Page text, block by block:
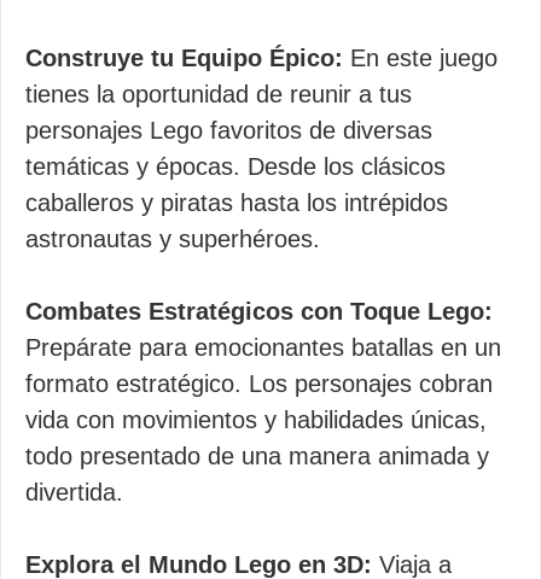
Construye tu Equipo Épico: En este juego
tienes la oportunidad de reunir a tus
personajes Lego favoritos de diversas
temáticas y épocas. Desde los clásicos
caballeros y piratas hasta los intrépidos
astronautas y superhéroes.
Combates Estratégicos con Toque Lego:
Prepárate para emocionantes batallas en un
formato estratégico. Los personajes cobran
vida con movimientos y habilidades únicas,
todo presentado de una manera animada y
divertida.
Explora el Mundo Lego en 3D: Viaja a